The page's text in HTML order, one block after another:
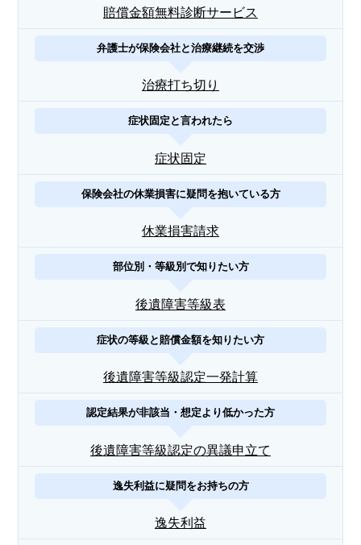
賠償金額無料診断サービス
弁護士が保険会社と治療継続を交渉
治療打ち切り
症状固定と言われたら
症状固定
保険会社の休業損害に疑問を抱いている方
休業損害請求
部位別・等級別で知りたい方
後遺障害等級表
症状の等級と賠償金額を知りたい方
後遺障害等級認定一発計算
認定結果が非該当・想定より低かった方
後遺障害等級認定の異議申立て
逸失利益に疑問をお持ちの方
逸失利益